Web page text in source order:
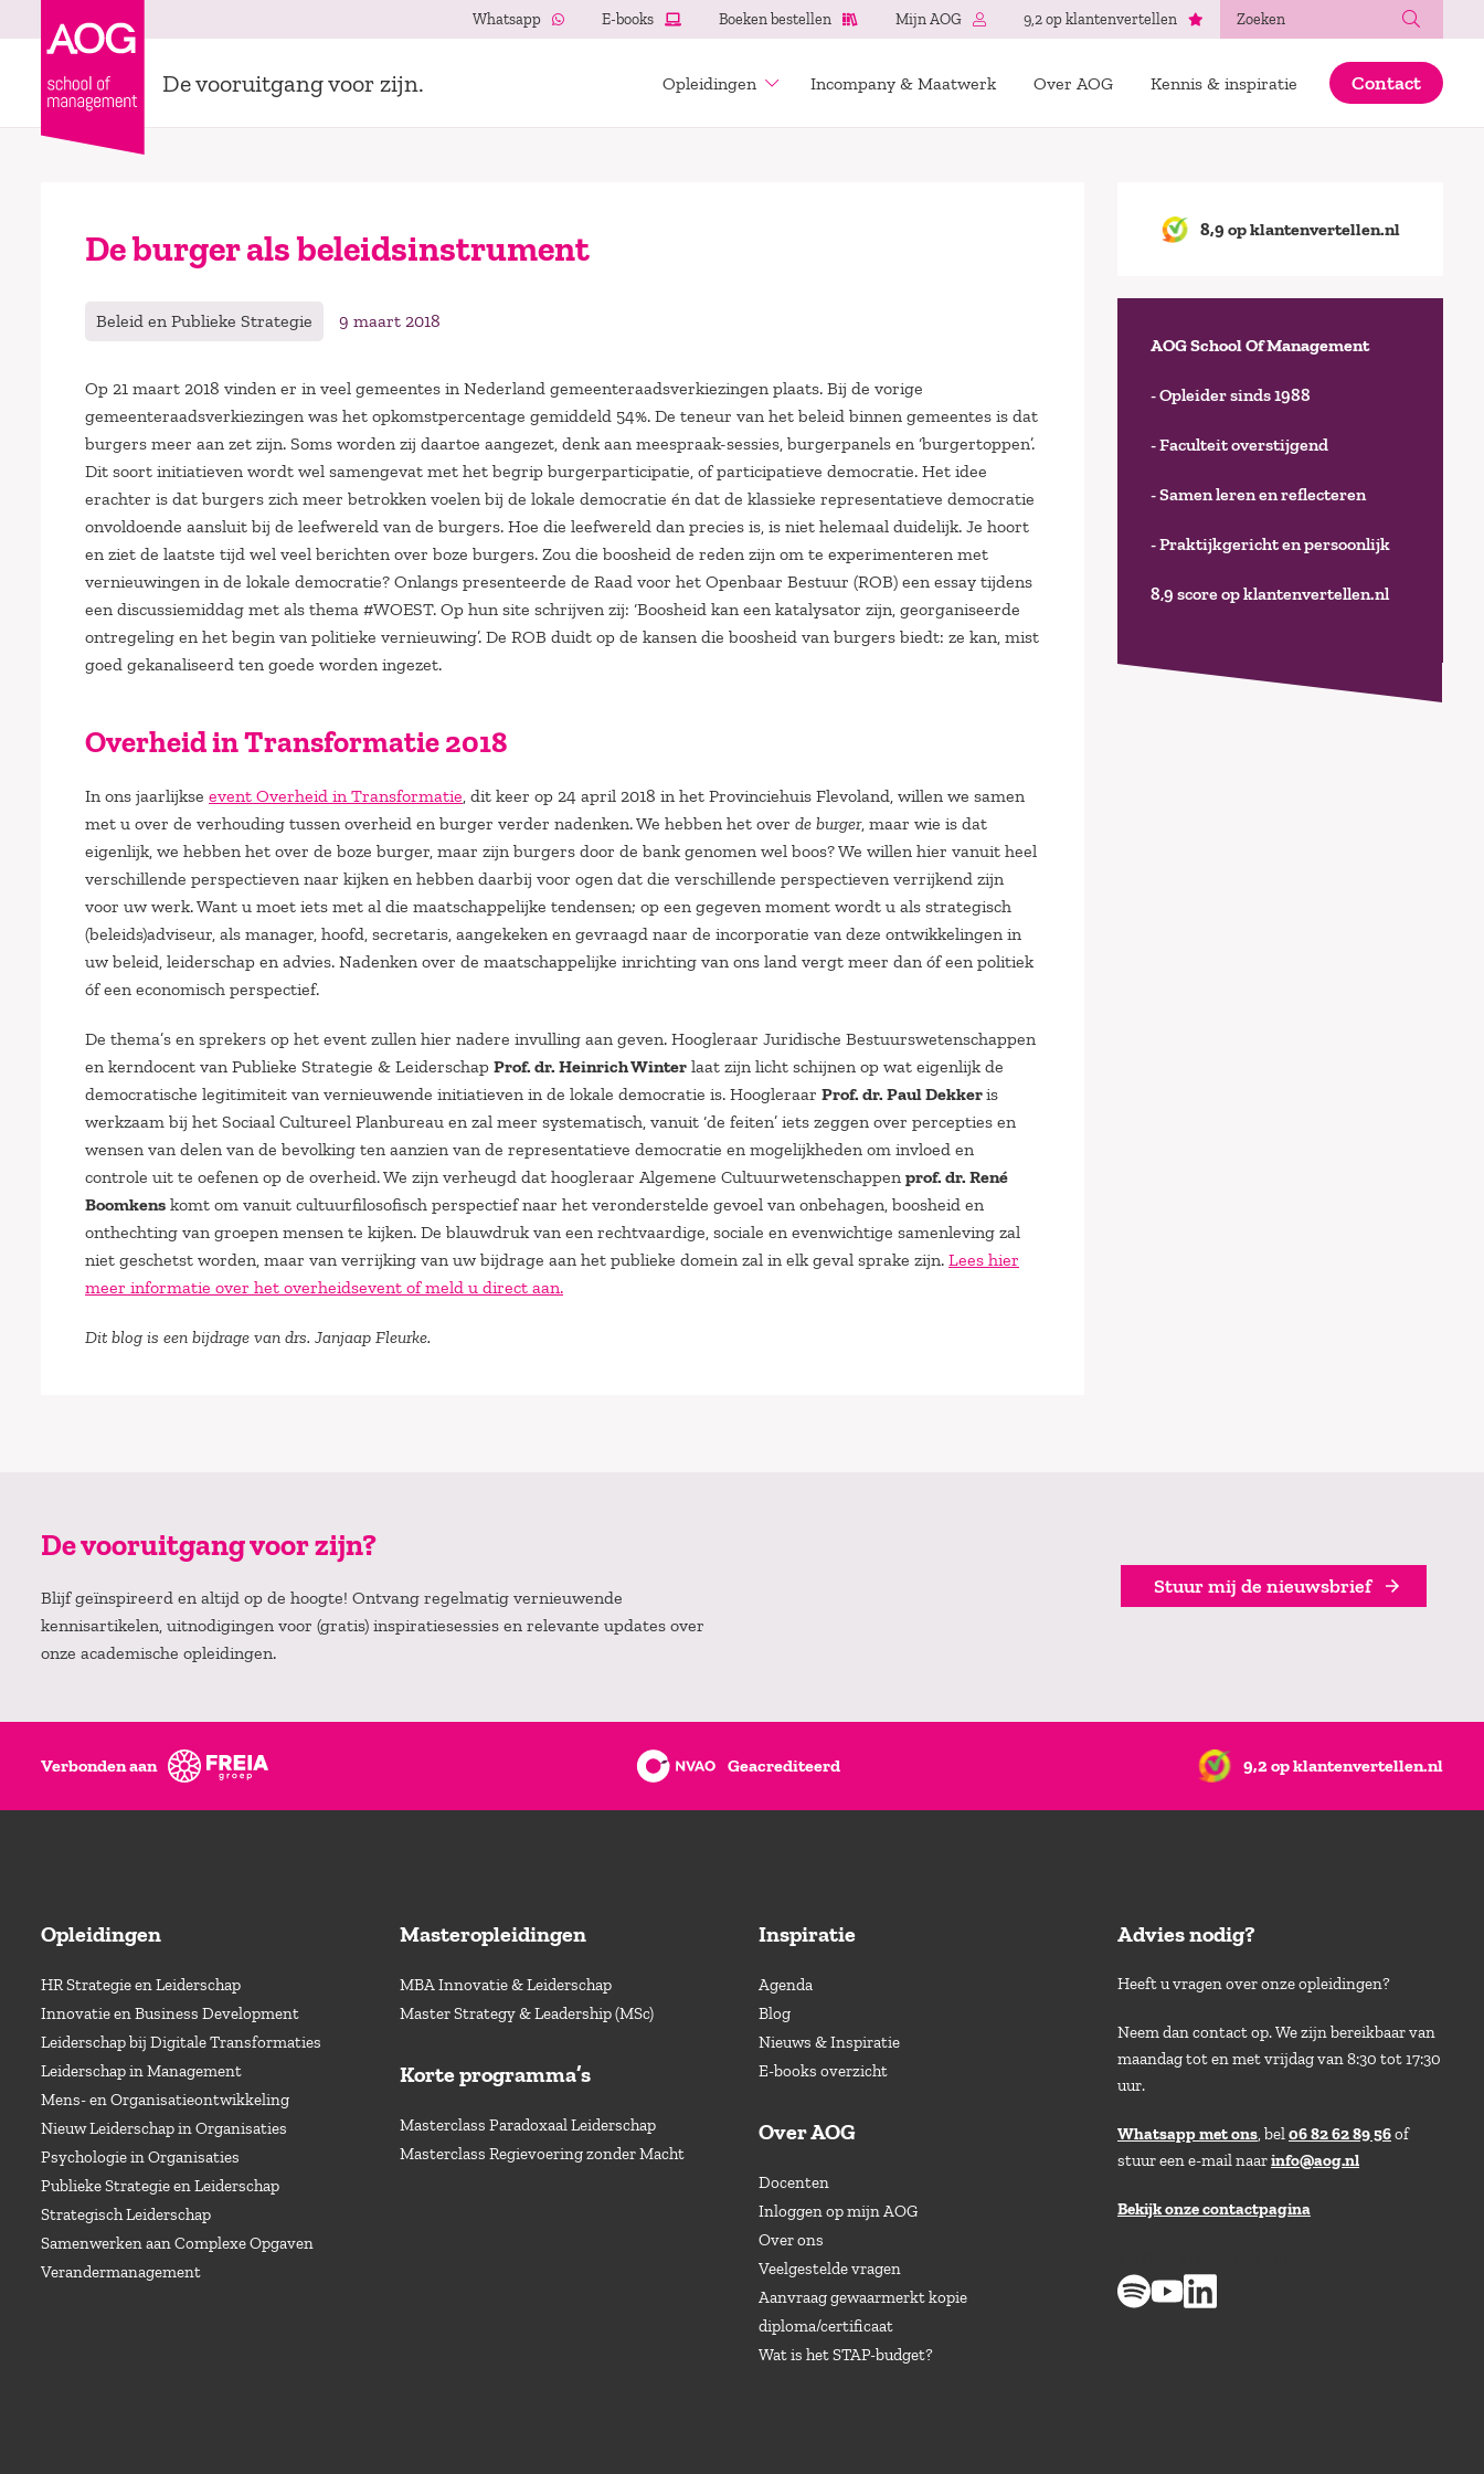
Whatsapp E-books Boeken bestellen Mijn AOG 9,2 op klantenvertellen
De vooruitgang voor zijn. Opleidingen Incompany & Maatwerk Over AOG Kennis & inspiratie Contact
De burger als beleidsinstrument
Beleid en Publieke Strategie 9 maart 2018
Op 21 maart 2018 vinden er in veel gemeentes in Nederland gemeenteraadsverkiezingen plaats. Bij de vorige
gemeenteraadsverkiezingen was het opkomstpercentage gemiddeld 54%. De teneur van het beleid binnen gemeentes is dat
burgers meer aan zet zijn. Soms worden zij daartoe aangezet, denk aan meespraak-sessies, burgerpanels en ‘burgertoppen’.
Dit soort initiatieven wordt wel samengevat met het begrip burgerparticipatie, of participatieve democratie. Het idee
erachter is dat burgers zich meer betrokken voelen bij de lokale democratie én dat de klassieke representatieve democratie
onvoldoende aansluit bij de leefwereld van de burgers. Hoe die leefwereld dan precies is, is niet helemaal duidelijk. Je hoort
en ziet de laatste tijd wel veel berichten over boze burgers. Zou die boosheid de reden zijn om te experimenteren met
vernieuwingen in de lokale democratie? Onlangs presenteerde de Raad voor het Openbaar Bestuur (ROB) een essay tijdens
een discussiemiddag met als thema #WOEST. Op hun site schrijven zij: ‘Boosheid kan een katalysator zijn, georganiseerde
ontregeling en het begin van politieke vernieuwing’. De ROB duidt op de kansen die boosheid van burgers biedt: ze kan, mist
goed gekanaliseerd ten goede worden ingezet.
Overheid in Transformatie 2018
In ons jaarlijkse event Overheid in Transformatie , dit keer op 24 april 2018 in het Provinciehuis Flevoland, willen we samen
met u over de verhouding tussen overheid en burger verder nadenken. We hebben het over de burger, maar wie is dat
eigenlijk, we hebben het over de boze burger, maar zijn burgers door de bank genomen wel boos? We willen hier vanuit heel
verschillende perspectieven naar kijken en hebben daarbij voor ogen dat die verschillende perspectieven verrijkend zijn
voor uw werk. Want u moet iets met al die maatschappelijke tendensen; op een gegeven moment wordt u als strategisch
(beleids)adviseur, als manager, hoofd, secretaris, aangekeken en gevraagd naar de incorporatie van deze ontwikkelingen in
uw beleid, leiderschap en advies. Nadenken over de maatschappelijke inrichting van ons land vergt meer dan óf een politiek
óf een economisch perspectief.
De thema’s en sprekers op het event zullen hier nadere invulling aan geven. Hoogleraar Juridische Bestuurswetenschappen
en kerndocent van Publieke Strategie & Leiderschap Prof. dr. Heinrich Winter laat zijn licht schijnen op wat eigenlijk de
democratische legitimiteit van vernieuwende initiatieven in de lokale democratie is. Hoogleraar Prof. dr. Paul Dekkeris
werkzaam bij het Sociaal Cultureel Planbureau en zal meer systematisch, vanuit ‘de feiten’ iets zeggen over percepties en
wensen van delen van de bevolking ten aanzien van de representatieve democratie en mogelijkheden om invloed en
controle uit te oefenen op de overheid. We zijn verheugd dat hoogleraar Algemene Cultuurwetenschappen prof. dr. René
Boomkens komt om vanuit cultuurfilosofisch perspectief naar het veronderstelde gevoel van onbehagen, boosheid en
onthechting van groepen mensen te kijken. De blauwdruk van een rechtvaardige, sociale en evenwichtige samenleving zal
niet geschetst worden, maar van verrijking van uw bijdrage aan het publieke domein zal in elk geval sprake zijn. Lees hier
meer informatie over het overheidsevent of meld u direct aan.
Dit blog is een bijdrage van drs. Janjaap Fleurke.
8,9 op klantenvertellen.nl
AOG School Of Management
- Opleider sinds 1988
- Faculteit overstijgend
- Samen leren en reflecteren
- Praktijkgericht en persoonlijk
8,9 score op klantenvertellen.nl
De vooruitgang voor zijn?
Blijf geïnspireerd en altijd op de hoogte! Ontvang regelmatig vernieuwende
kennisartikelen, uitnodigingen voor (gratis) inspiratiesessies en relevante updates over
onze academische opleidingen.
Stuur mij de nieuwsbrief
Verbonden aan Geacrediteerd 9,2 op klantenvertellen.nl
Opleidingen
HR Strategie en Leiderschap
Innovatie en Business Development
Leiderschap bij Digitale Transformaties
Leiderschap in Management
Mens- en Organisatieontwikkeling
Nieuw Leiderschap in Organisaties
Psychologie in Organisaties
Publieke Strategie en Leiderschap
Strategisch Leiderschap
Samenwerken aan Complexe Opgaven
Verandermanagement
Masteropleidingen
MBA Innovatie & Leiderschap
Master Strategy & Leadership (MSc)
Korte programma’s
Masterclass Paradoxaal Leiderschap
Masterclass Regievoering zonder Macht
Inspiratie
Agenda
Blog
Nieuws & Inspiratie
E-books overzicht
Over AOG
Docenten
Inloggen op mijn AOG
Over ons
Veelgestelde vragen
Aanvraag gewaarmerkt kopie
diploma/certificaat
Wat is het STAP-budget?
Advies nodig?
Heeft u vragen over onze opleidingen?
Neem dan contact op. We zijn bereikbaar van
maandag tot en met vrijdag van 8:30 tot 17:30
uur.
Whatsapp met ons, bel06 82 62 89 56of
stuur een e-mail naarinfo@aog.nl
Bekijk onze contactpagina